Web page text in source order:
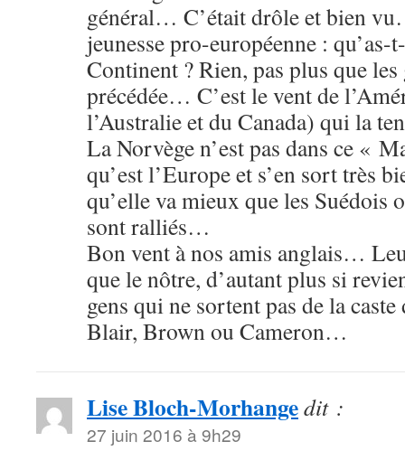
général… C’était drôle et bien
jeunesse pro-européenne : qu’as-
Continent ? Rien, pas plus que
précédée… C’est le vent de
l’Australie et du Canada) qui la
La Norvège n’est pas dans ce «
qu’est l’Europe et s’en sort très
qu’elle va mieux que les Suédois
sont ralliés…
Bon vent à nos amis anglais…
que le nôtre, d’autant plus si
gens qui ne sortent pas de la
Blair, Brown ou Cameron…
Lise Bloch-Morhangedit :
27 juin 2016 à 9h29